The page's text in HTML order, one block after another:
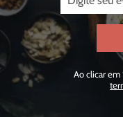
Ao clicar em